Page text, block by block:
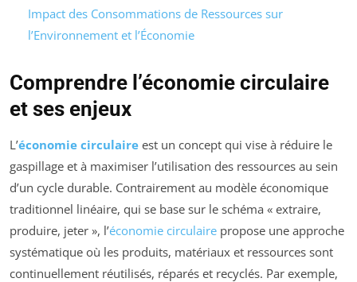
Impact des Consommations de Ressources sur
l’Environnement et l’Économie
Comprendre l’économie circulaire
et ses enjeux
L’économie circulaire est un concept qui vise à réduire le
gaspillage et à maximiser l’utilisation des ressources au sein
d’un cycle durable. Contrairement au modèle économique
traditionnel linéaire, qui se base sur le schéma « extraire,
produire, jeter », l’économie circulaire propose une approche
systématique où les produits, matériaux et ressources sont
continuellement réutilisés, réparés et recyclés. Par exemple,